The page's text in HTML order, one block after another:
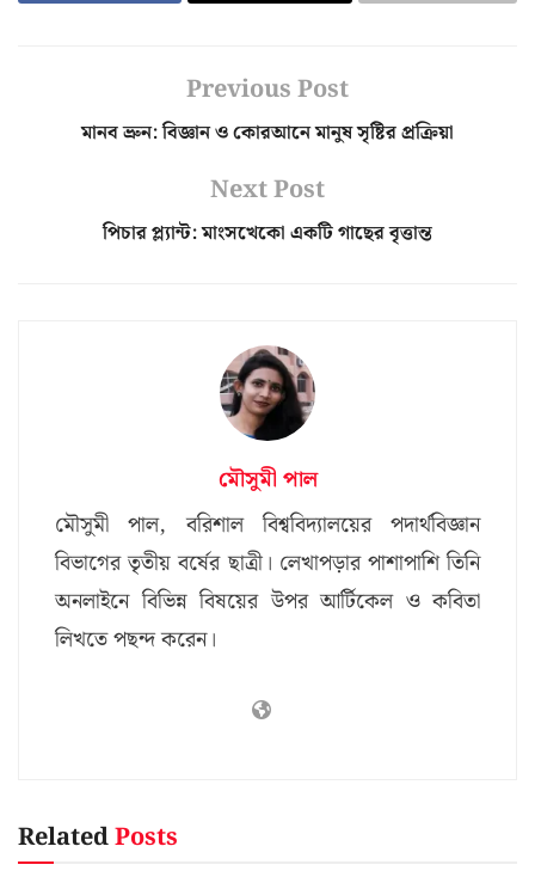
Previous Post
মানব ভ্রুন: বিজ্ঞান ও কোরআনে মানুষ সৃষ্টির প্রক্রিয়া
Next Post
পিচার প্ল্যান্ট: মাংসখেকো একটি গাছের বৃত্তান্ত
মৌসুমী পাল
মৌসুমী পাল, বরিশাল বিশ্ববিদ্যালয়ের পদার্থবিজ্ঞান
বিভাগের তৃতীয় বর্ষের ছাত্রী। লেখাপড়ার পাশাপাশি তিনি
অনলাইনে বিভিন্ন বিষয়ের উপর আর্টিকেল ও কবিতা
লিখতে পছন্দ করেন।
RelatedPosts